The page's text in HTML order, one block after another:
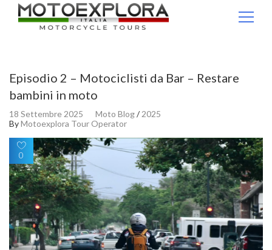
Episodio 2 – Motociclisti da Bar – Restare
bambini in moto
18 Settembre 2025 Moto Blog/2025
ByMotoexplora Tour Operator
0